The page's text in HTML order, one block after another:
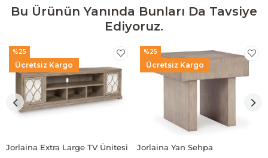
Bu Ürünün Yanında Bunları Da Tavsiye
Ediyoruz.
Jorlaina Extra Large TV Ünitesi
Ücretsiz Kargo
%25
Jorlaina Yan Sehpa
Ücretsiz Kargo
%25